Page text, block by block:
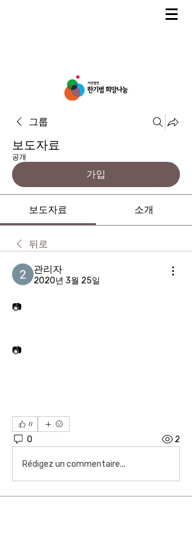
그룹
보도자료
공개
가입
보도자료 소개
뒤로
관리자
2020년 3월 25일
📷
📷
0
0 2
Rédigez un commentaire...